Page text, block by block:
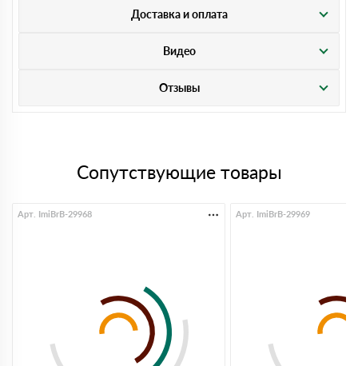
Доставка и оплата
Видео
Отзывы
Сопутствующие товары
Арт. ImiBrB-29968 Арт. ImiBrB-29969